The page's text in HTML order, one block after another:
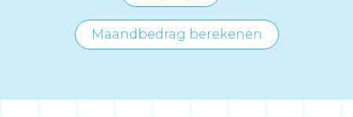
Maandbedrag berekenen